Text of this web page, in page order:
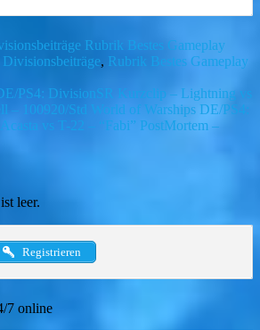
Rubrik Bestes Gameplay
Divisionsbeiträge, Rubrik Bestes Gameplay
PS4: DivisionSR Kurzclip – Lightning vs
– 100920/Std World of Warships DE/PS4:
vs T-22 – “Fabi” PostMortem –
leer.
Registrieren
7 online